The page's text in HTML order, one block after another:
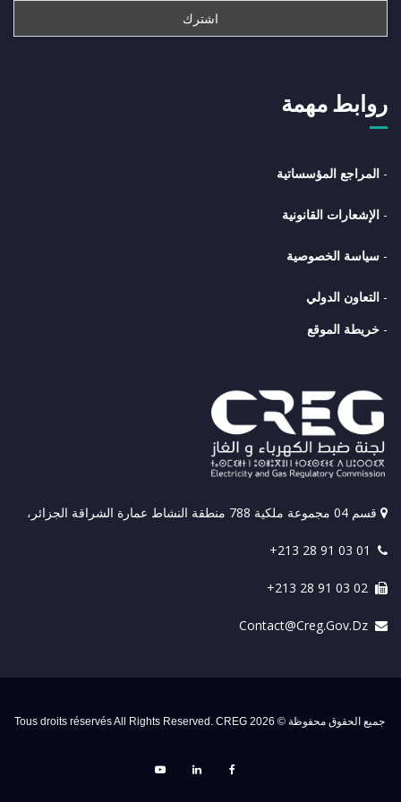
قسم 04 مجموعة ملكية 788 منطقة النشاط عمارة الشراقة الجزائر،
+213 28 91 03 01
+213 28 91 03 02
Contact@creg.gov.dz
روابط مهمة
- المراجع المؤسساتية
- الإشعارات القانونية
- سياسة الخصوصية
- التعاون الدولي
- خريطة الموقع
جميع الحقوق محفوظة © 2026 Tous droits réservés All Rights Reserved. CREG